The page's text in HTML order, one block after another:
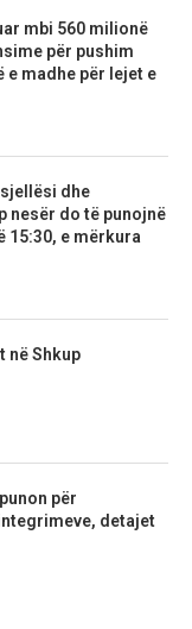
mbi 560 milionë
për pushim
e madhe për lejet e
dhe
nesër do të punojnë
15:30, e mërkura
në Shkup
për
detajet